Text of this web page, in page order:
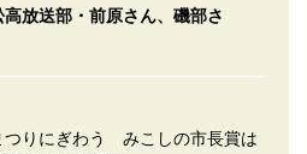
放送部・前原さん、磯部さ
つりにぎわう みこしの市長賞は